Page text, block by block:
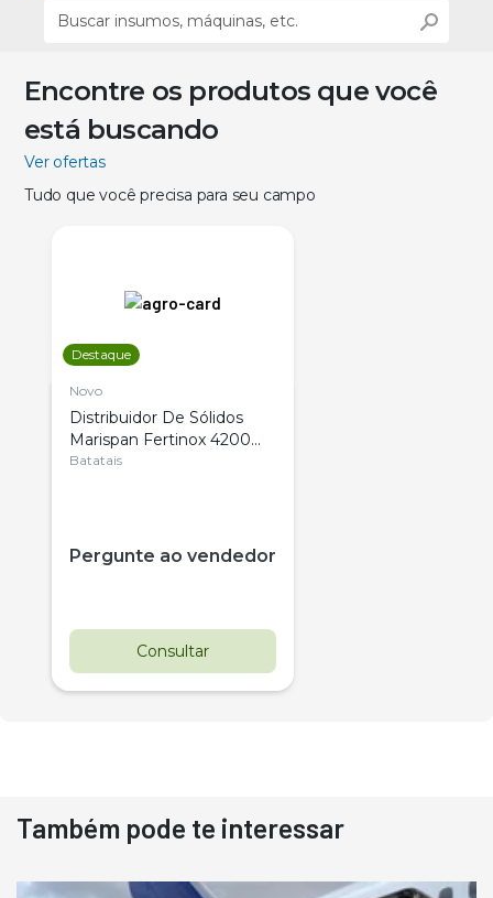
Encontre os produtos que você
está buscando
Ver ofertas
Tudo que você precisa para seu campo
Destaque
Novo
Distribuidor De Sólidos
Marispan Fertinox 4200
Citrus
Batatais
Pergunte ao vendedor
Consultar
Destaque
Usado
Também pode te interessar